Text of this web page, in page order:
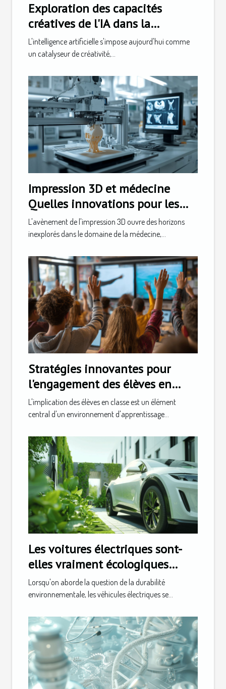
Exploration des capacités
créatives de l'IA dans la
génération d'images et de logos
L'intelligence artificielle s'impose aujourd'hui comme
un catalyseur de créativité,...
Impression 3D et médecine
Quelles innovations pour les
prothèses personnalisées
L'avènement de l'impression 3D ouvre des horizons
inexplorés dans le domaine de la médecine,...
Stratégies innovantes pour
l'engagement des élèves en
classe
L'implication des élèves en classe est un élément
central d'un environnement d'apprentissage...
Les voitures électriques sont-
elles vraiment écologiques
analyse du cycle de vie
Lorsqu'on aborde la question de la durabilité
environnementale, les véhicules électriques se...